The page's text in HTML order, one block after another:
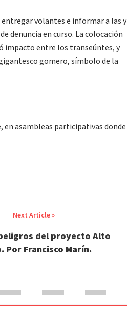
entregar volantes e informar a las y
denuncia en curso. La colocación
impacto entre los transeúntes, y
gomero, símbolo de la
en asambleas participativas donde
del proyecto Alto
Por Francisco Marín.